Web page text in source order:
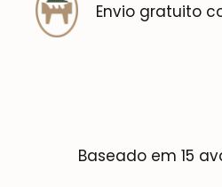
Envio gratuito
Baseado em 15